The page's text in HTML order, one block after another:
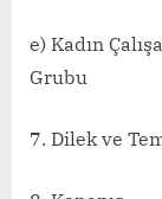
e) Kadın
Grubu
7. Dilek ve